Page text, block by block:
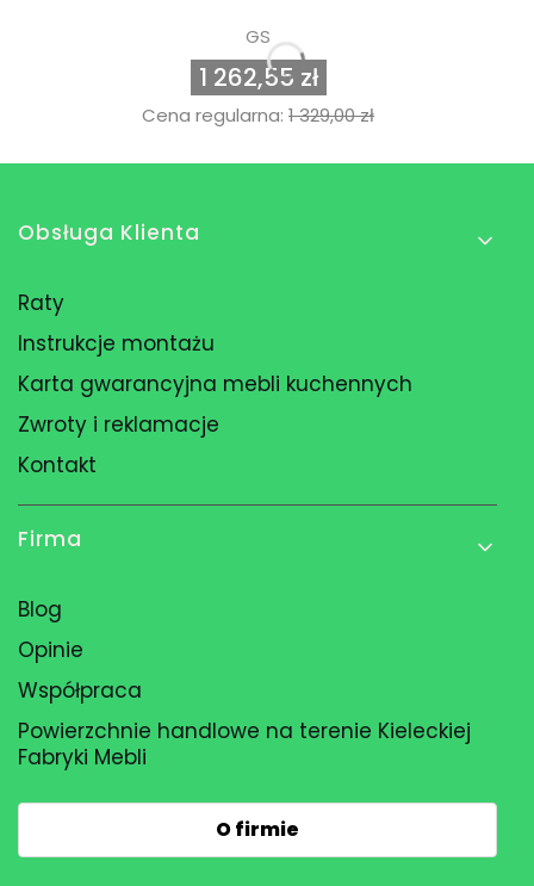
GS
1 262,55 zł
Cena regularna: 1 329,00 zł
Linki w stopce
Obsługa Klienta
Raty
Instrukcje montażu
Karta gwarancyjna mebli kuchennych
Zwroty i reklamacje
Kontakt
Firma
Blog
Opinie
Współpraca
Powierzchnie handlowe na terenie Kieleckiej
Fabryki Mebli
O firmie